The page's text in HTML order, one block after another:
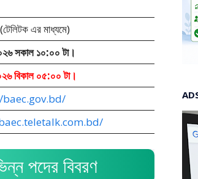
এর মাধ্যমে)
সকাল ১০:০০ টা।
বিকাল ০৫:০০ টা।
পদের বিবরণ